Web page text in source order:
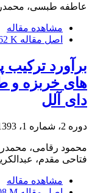
عاطفه طبسی،
مشاهده مقاله
اصل مقاله K
برآورد
های خربزه و
دای‏ آلل
دوره 2، شماره 1، 1393، صفحه
محمود رقامی،
فتاحی مقدم،
مشاهده مقاله